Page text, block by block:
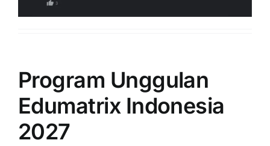
Program Unggulan
Edumatrix Indonesia
2027